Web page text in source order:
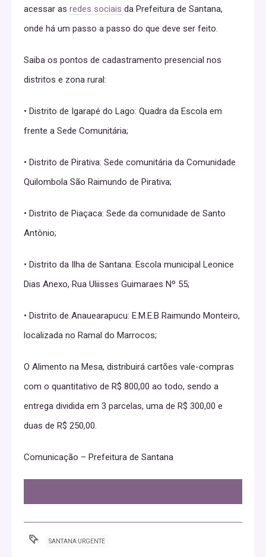
acessar as redes sociais da Prefeitura de Santana,
onde há um passo a passo do que deve ser feito.
Saiba os pontos de cadastramento presencial nos
distritos e zona rural:
• Distrito de Igarapé do Lago: Quadra da Escola em
frente a Sede Comunitária;
• Distrito de Pirativa: Sede comunitária da Comunidade
Quilombola São Raimundo de Pirativa;
• Distrito de Piaçaca: Sede da comunidade de Santo
Antônio;
• Distrito da Ilha de Santana: Escola municipal Leonice
Dias Anexo, Rua Uliisses Guimaraes Nº 55;
• Distrito de Anauearapucu: E.M.E.B Raimundo Monteiro,
localizada no Ramal do Marrocos;
O Alimento na Mesa, distribuirá cartões vale-compras
com o quantitativo de R$ 800,00 ao todo, sendo a
entrega dividida em 3 parcelas, uma de R$ 300,00 e
duas de R$ 250,00.
Comunicação – Prefeitura de Santana
SANTANA URGENTE